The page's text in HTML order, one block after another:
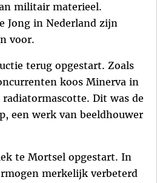
militair materieel.
Jong in Nederland zijn
voor.
terug opgestart. Zoals
koos Minerva in
radiatormascotte. Dit was de
een werk van beeldhouwer
te Mortsel opgestart. In
merkelijk verbeterd